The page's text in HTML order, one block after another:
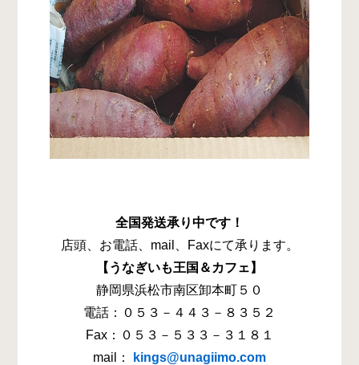
全国発送承り中です！
店頭、お電話、mail、Faxにて承ります。
【うなぎいも王国＆カフェ】
静岡県浜松市南区卸本町５０
電話：０５３－４４３－８３５２
Fax：０５３－５３３－３１８１
mail：
kings@unagiimo.com